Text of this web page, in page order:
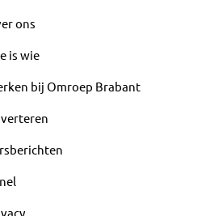
ons
is wie
bij Omroep Brabant